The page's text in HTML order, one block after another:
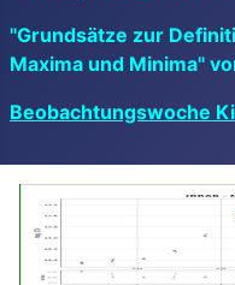
"Grundsätze zur
Maxima und Minima"
Beobachtungswoche